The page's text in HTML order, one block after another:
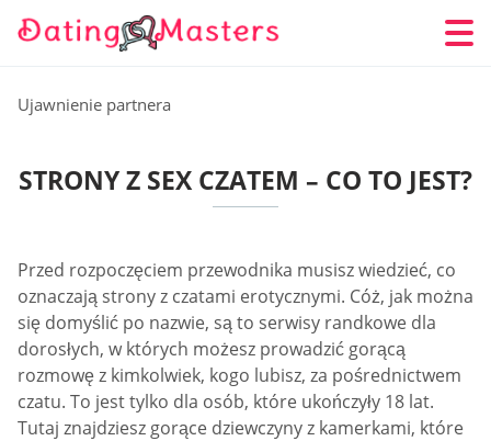
Ujawnienie partnera
STRONY Z SEX CZATEM – CO TO JEST?
Przed rozpoczęciem przewodnika musisz wiedzieć, co
oznaczają strony z czatami erotycznymi. Cóż, jak można
się domyślić po nazwie, są to serwisy randkowe dla
dorosłych, w których możesz prowadzić gorącą
rozmowę z kimkolwiek, kogo lubisz, za pośrednictwem
czatu. To jest tylko dla osób, które ukończyły 18 lat.
Tutaj znajdziesz gorące dziewczyny z kamerkami, które